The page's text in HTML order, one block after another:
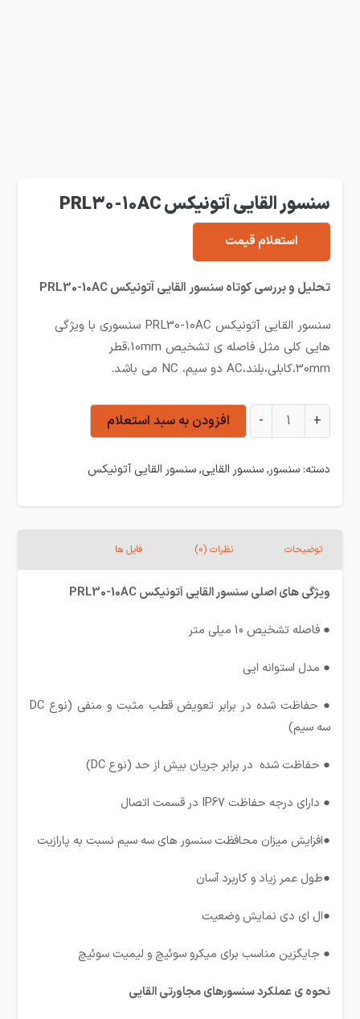
سنسور القایی آتونیکس PRL30-10AC
استعلام قیمت
تحلیل و بررسی کوتاه سنسور القایی آتونیکس PRL30-10AC
سنسور القایی آتونیکس PRL30-10AC سنسوری با ویژگی
هایی کلی مثل فاصله ی تشخیص 10mm،قطر
30mm،کابلی،بلند،AC دو سیم، NC می باشد.
سنسور القایی آتونیکس PRL30-10AC عدد
+
- افزودن به سبد استعلام
دسته:سنسور,سنسور القایی,سنسور القایی آتونیکس
توضیحات نظرات (0) فایل ها
ویژگی های اصلی سنسور القایی آتونیکس PRL30-10AC
● فاصله تشخیص 10 میلی متر
● مدل استوانه ایی
● حفاظت شده در برابر تعویض قطب مثبت و منفی (نوع DC
سه سیم)
● حفاظت شده در برابر جریان بیش از حد (نوع DC)
● دارای درجه حفاظت IP67 در قسمت اتصال
●افزایش میزان محافظت سنسور های سه سیم نسبت به پارازیت
●طول عمر زیاد و کاربرد آسان
●ال ای دی نمایش وضعیت
● جایگزین مناسب برای میکرو سوئیچ و لیمیت سوئیچ
نحوه ی عملکرد سنسورهای مجاورتی القایی